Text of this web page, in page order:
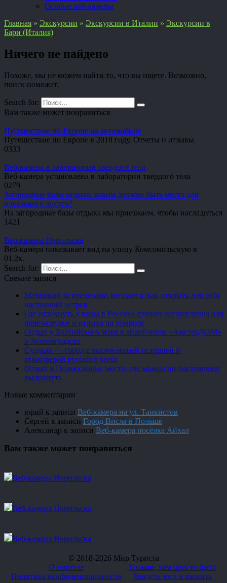
Особые веб-камеры
Главная » Экскурсии » Экскурсии в Италии » Экскурсии в
Бари (Италия)
Ничего не найдено
Похоже, мы не можем найти то, что вы ищете. Возможно,
поиск поможет.
Search for:
Вам также может понравиться
Путешествие по Европе на автомобиле
Путешествие по Европе в 2018 году. Отчеты и отзывы
0333
Веб-камера в лаборатории твердого тела
Веб-камера установлена в лаборатории твердого тела
0279
Загородные базы отдыха: каким должно быть место для
идеального досуга?
На загородные базы отдыха мы приезжаем, чтобы насладиться
1421
Веб-камера Норильска
Веб-камера показывает вид на улицу Комсомольскую в
01.2к.
Search for:
Свежие записи
Маврикий за пределами шезлонга: как открыть для себя
настоящий остров
Где отдохнуть у воды в России: лучшие направления для
перезагрузки и отдыха на природе
Отдых у Балтийского моря в апарт-отеле «АмстерДОМ»
в Зеленоградске
Суздаль — город с тысячелетней историей и
атмосферой русского уюта
Отдых в Подмосковье: место, где можно по-настоящему
выдохнуть
Новые комментарии
юрий к записи Веб-камера на ул. Танкистов
Сергей к записи Город Висла в Польше
Александр к записи Веб-камера посёлка Айхал
Вам также может понравиться
Веб-камера Норильска
Веб-камера Норильска
Веб-камера Норильска
© 2018-2026 Мир Туриста
О портале
Политика конфиденциальности
Больше, чем просто фото
Увидеть мир и выжить